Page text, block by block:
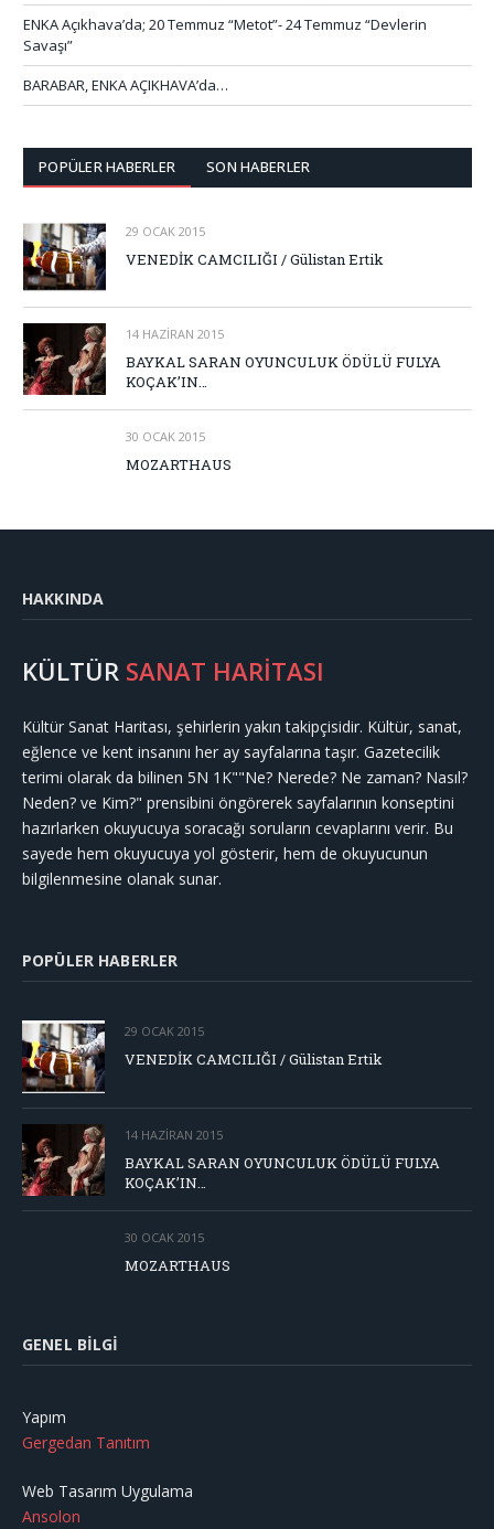
ENKA Açıkhava’da; 20 Temmuz “Metot”- 24 Temmuz “Devlerin
Savaşı”
BARABAR, ENKA AÇIKHAVA’da…
POPÜLER HABERLER SON HABERLER
29 OCAK 2015
VENEDİK CAMCILIĞI / Gülistan Ertik
14 HAZIRAN 2015
BAYKAL SARAN OYUNCULUK ÖDÜLÜ FULYA
KOÇAK’IN…
30 OCAK 2015
MOZARTHAUS
HAKKINDA
KÜLTÜR SANAT HARİTASI
Kültür Sanat Haritası, şehirlerin yakın takipçisidir. Kültür, sanat,
eğlence ve kent insanını her ay sayfalarına taşır. Gazetecilik
terimi olarak da bilinen 5N 1K""Ne? Nerede? Ne zaman? Nasıl?
Neden? ve Kim?" prensibini öngörerek sayfalarının konseptini
hazırlarken okuyucuya soracağı soruların cevaplarını verir. Bu
sayede hem okuyucuya yol gösterir, hem de okuyucunun
bilgilenmesine olanak sunar.
POPÜLER HABERLER
29 OCAK 2015
VENEDİK CAMCILIĞI / Gülistan Ertik
14 HAZIRAN 2015
BAYKAL SARAN OYUNCULUK ÖDÜLÜ FULYA
KOÇAK’IN…
30 OCAK 2015
MOZARTHAUS
GENEL BILGI
Yapım
Gergedan Tanıtım
Web Tasarım Uygulama
Ansolon